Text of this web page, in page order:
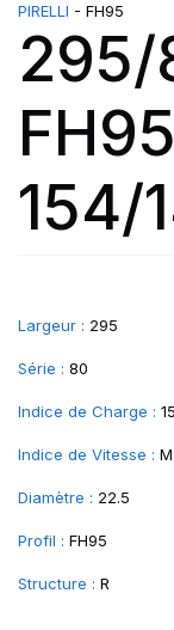
PIRELLI - FH95
295/
154/
Largeur : 295
Série : 80
Indice de Charge :
Indice de Vitesse : M
Diamètre : 22.5
Profil : FH95
Structure : R